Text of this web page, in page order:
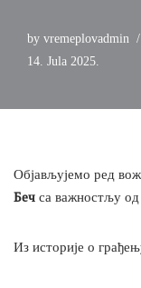
by vremeplovadmin
14. Jula 2025.
Објављујемо ред
Беч са важностљу
Из историје о